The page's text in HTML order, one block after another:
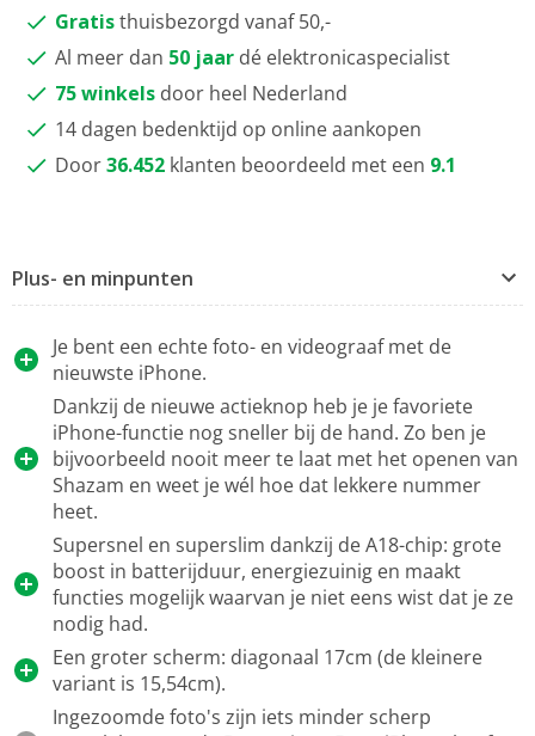
Gratisthuisbezorgd vanaf 50,-
Al meer dan 50 jaar dé elektronicaspecialist
75 winkels door heel Nederland
14 dagen bedenktijd op online aankopen
Door36.452 klanten beoordeeld met een 9.1
Plus- en minpunten
Je bent een echte foto- en videograaf met de
nieuwste iPhone.
Dankzij de nieuwe actieknop heb je je favoriete
iPhone-functie nog sneller bij de hand. Zo ben je
bijvoorbeeld nooit meer te laat met het openen van
Shazam en weet je wél hoe dat lekkere nummer
heet.
Supersnel en superslim dankzij de A18-chip: grote
boost in batterijduur, energiezuinig en maakt
functies mogelijk waarvan je niet eens wist dat je ze
nodig had.
Een groter scherm: diagonaal 17cm (de kleinere
variant is 15,54cm).
Ingezoomde foto's zijn iets minder scherp